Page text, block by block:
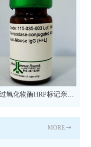
氧化物酶HRP标记亲和
抗 现货
MORE